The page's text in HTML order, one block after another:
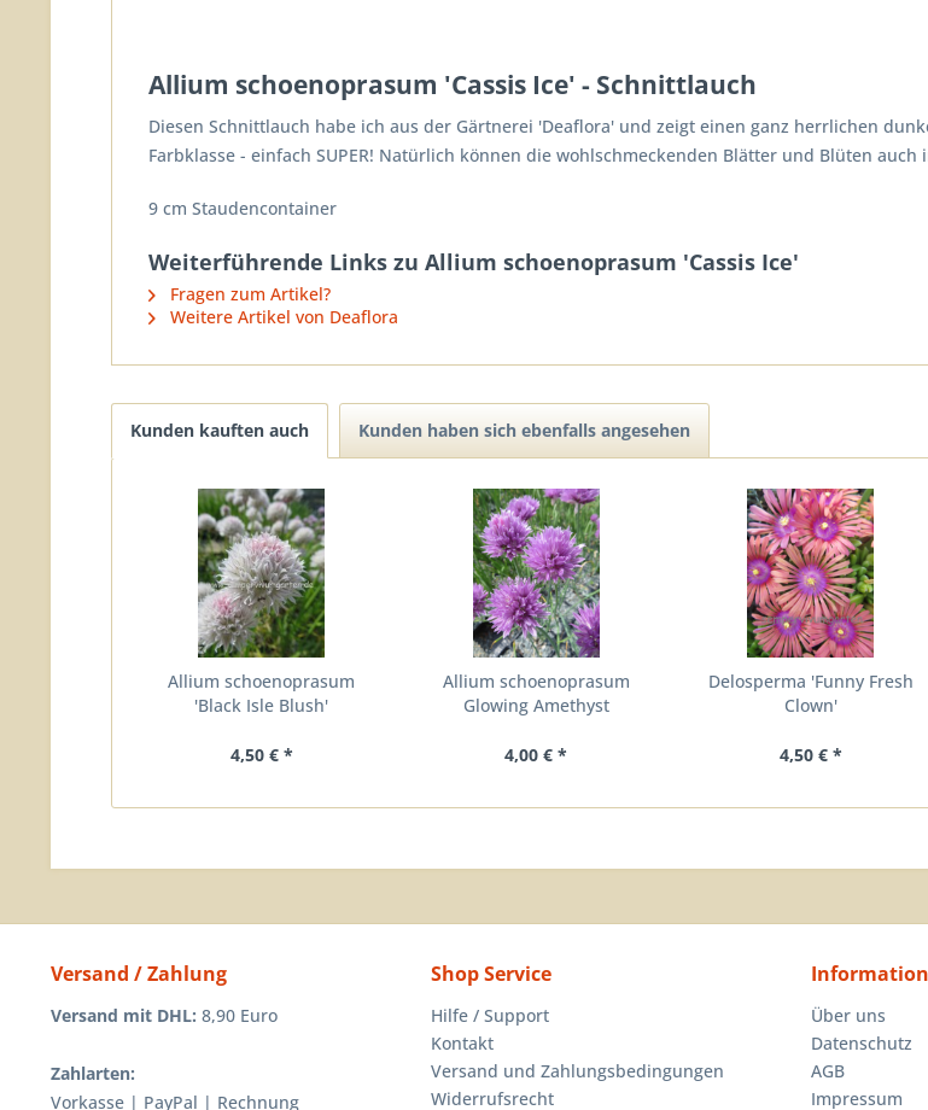
Allium schoenoprasum 'Cassis Ice' - Schnittlauch
Diesen Schnittlauch habe ich aus der Gärtnerei 'Deaflora' und zeigt einen ganz herrlichen
Farbklasse - einfach SUPER! Natürlich können die wohlschmeckenden Blätter und Blüten
9 cm Staudencontainer
Weiterführende Links zu Allium schoenoprasum 'Cassis Ice'
Fragen zum Artikel?
Weitere Artikel von Deaflora
Kunden kauften auch Kunden haben sich ebenfalls angesehen
Allium schoenoprasum
'Black Isle Blush'
4,50 € *
Allium schoenoprasum
Glowing Amethyst
4,00 € *
Delosperma 'Funny Fresh
Clown'
4,50 € *
Versand / Zahlung
Versand mit DHL: 8,90 Euro
Zahlarten:
Vorkasse | PayPal | Rechnung
Shop Service
Hilfe / Support
Kontakt
Versand und Zahlungsbedingungen
Widerrufsrecht
Über uns
Datenschutz
AGB
Impressum